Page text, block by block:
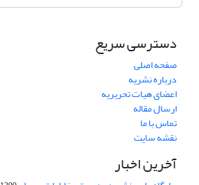
دسترسی سریع
صفحه اصلی
درباره نشریه
اعضای هیات تحریریه
ارسال مقاله
تماس با ما
نقشه سایت
آخرین اخبار